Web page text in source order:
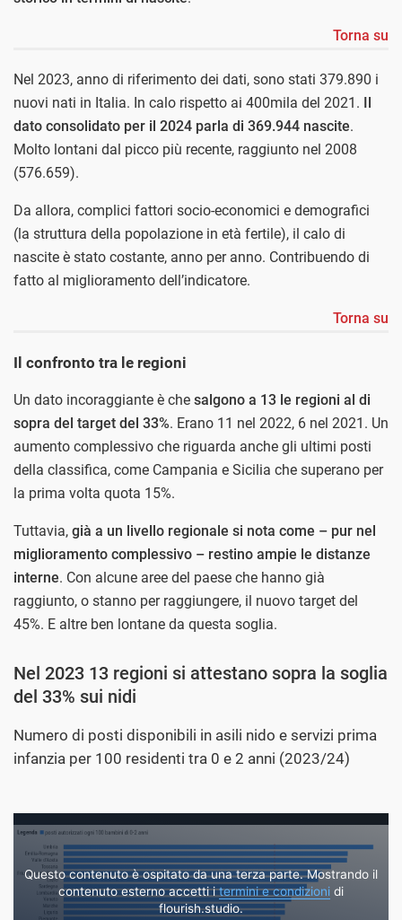
Torna su
Nel 2023, anno di riferimento dei dati, sono stati 379.890 i
nuovi nati in Italia. In calo rispetto ai 400mila del 2021. Il
dato consolidato per il 2024 parla di 369.944 nascite.
Molto lontani dal picco più recente, raggiunto nel 2008
(576.659).
Da allora, complici fattori socio-economici e demografici
(la struttura della popolazione in età fertile), il calo di
nascite è stato costante, anno per anno. Contribuendo di
fatto al miglioramento dell’indicatore.
Torna su
Il confronto tra le regioni
Un dato incoraggiante è che salgono a 13 le regioni al di
sopra del target del 33%. Erano 11 nel 2022, 6 nel 2021. Un
aumento complessivo che riguarda anche gli ultimi posti
della classifica, come Campania e Sicilia che superano per
la prima volta quota 15%.
Tuttavia, già a un livello regionale si nota come – pur nel
miglioramento complessivo – restino ampie le distanze
interne. Con alcune aree del paese che hanno già
raggiunto, o stanno per raggiungere, il nuovo target del
45%. E altre ben lontane da questa soglia.
Nel 2023 13 regioni si attestano sopra la soglia
del 33% sui nidi
Numero di posti disponibili in asili nido e servizi prima
infanzia per 100 residenti tra 0 e 2 anni (2023/24)
Questo contenuto è ospitato da una terza parte. Mostrando il
contenuto esterno accetti itermini e condizioni di
flourish.studio.